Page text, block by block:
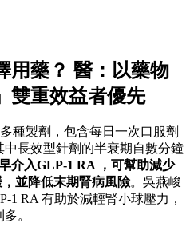
用藥？ 醫：以藥物
雙重效益者優先
種製劑，包含每日一次口服劑
長效型針劑的半衰期自數分鐘
介入GLP-1 RA ，可幫助減少
並降低末期腎病風險。吳燕峻
1 RA 有助於減輕腎小球壓力，
。